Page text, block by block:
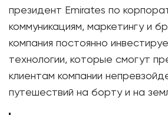
президент Emirates по
коммуникациям, маркетингу и
компания постоянно
технологии, которые смогут
клиентам компании
путешествий на борту и на